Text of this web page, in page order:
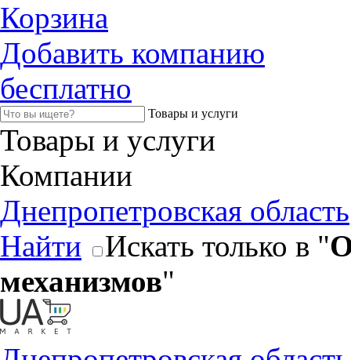
Корзина
Добавить компанию
бесплатно
Товары и услуги
Товары и услуги
Компании
Днепропетровская область
Найти
Искать только в "
механизмов"